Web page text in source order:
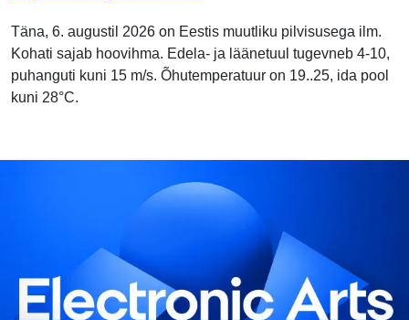
Täna, 6. augustil 2026 on Eestis muutliku pilvisusega ilm.
Kohati sajab hoovihma. Edela- ja läänetuul tugevneb 4-10,
puhanguti kuni 15 m/s. Õhutemperatuur on 19..25, ida pool
kuni 28°C.